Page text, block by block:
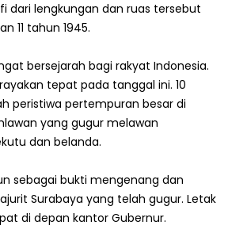
dari lengkungan dan ruas tersebut
11 tahun 1945.
bersejarah bagi rakyat Indonesia.
tepat pada tanggal ini. 10
peristiwa pertempuran besar di
yang gugur melawan
dan belanda.
sebagai bukti mengenang dan
Surabaya yang telah gugur. Letak
di depan kantor Gubernur.